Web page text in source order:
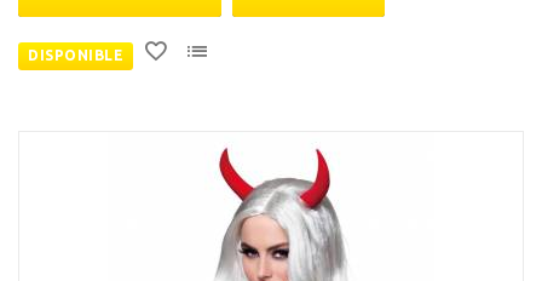
DISPONIBLE